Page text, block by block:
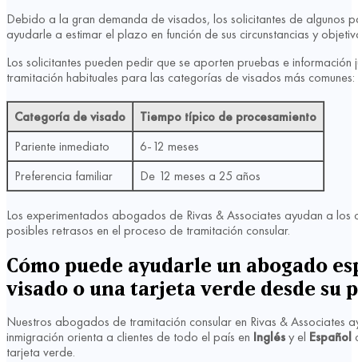
Debido a la gran demanda de visados, los solicitantes de algunos
ayudarle a estimar el plazo en función de sus circunstancias y
Los solicitantes pueden pedir que se aporten pruebas e
tramitación habituales para las categorías de visados más comunes:
Categoría de visado
Tiempo típico de procesamiento
Pariente inmediato
6-12 meses
Preferencia familiar
De 12 meses a 25 años
Los experimentados abogados de Rivas & Associates ayudan a
posibles retrasos en el proceso de tramitación consular.
Cómo puede ayudarle un abogado
visado o una tarjeta verde desde su
Nuestros abogados de tramitación consular en Rivas &
inmigración orienta a clientes de todo el país en Inglésy el Español
tarjeta verde.